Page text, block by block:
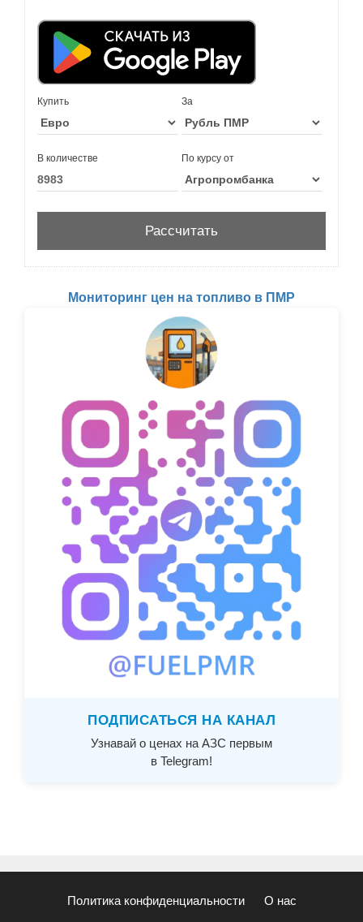
Купить За
В количестве По курсу от
Мониторинг цен на топливо в ПМР
ПОДПИСАТЬСЯ НА КАНАЛ
Узнавай о ценах на АЗС первым
в Telegram!
Политика конфиденциальности О нас